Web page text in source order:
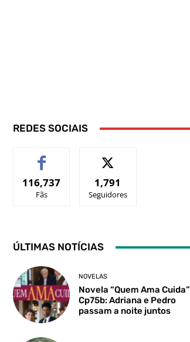
REDES SOCIAIS
116,737
Fãs
1,791
Seguidores
ÚLTIMAS NOTÍCIAS
NOVELAS
Novela “Quem Ama Cuida”
Cp75b: Adriana e Pedro
passam a noite juntos